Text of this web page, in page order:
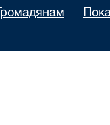
Громадянам